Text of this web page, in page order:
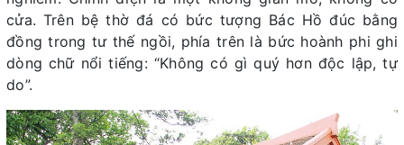
cửa. Trên bệ thờ đá có bức tượng Bác Hồ đúc bằng
đồng trong tư thế ngồi, phía trên là bức hoành phi ghi
dòng chữ nổi tiếng: “Không có gì quý hơn độc lập, tự
do”.